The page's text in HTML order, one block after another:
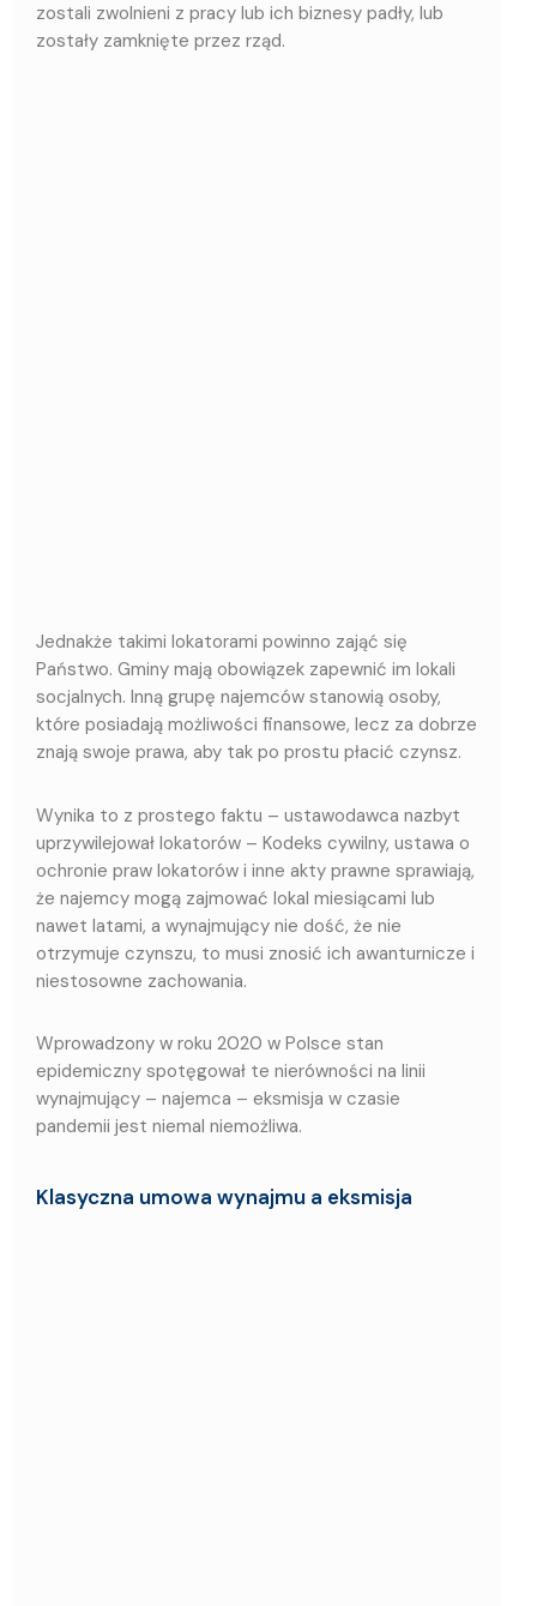
zostali zwolnieni z pracy lub ich biznesy padły, lub
zostały zamknięte przez rząd.
Jednakże takimi lokatorami powinno zająć się
Państwo. Gminy mają obowiązek zapewnić im lokali
socjalnych. Inną grupę najemców stanowią osoby,
które posiadają możliwości finansowe, lecz za dobrze
znają swoje prawa, aby tak po prostu płacić czynsz.
Wynika to z prostego faktu – ustawodawca nazbyt
uprzywilejował lokatorów – Kodeks cywilny, ustawa o
ochronie praw lokatorów i inne akty prawne sprawiają,
że najemcy mogą zajmować lokal miesiącami lub
nawet latami, a wynajmujący nie dość, że nie
otrzymuje czynszu, to musi znosić ich awanturnicze i
niestosowne zachowania.
Wprowadzony w roku 2020 w Polsce stan
epidemiczny spotęgował te nierówności na linii
wynajmujący – najemca – eksmisja w czasie
pandemii jest niemal niemożliwa.
Klasyczna umowa wynajmu a eksmisja